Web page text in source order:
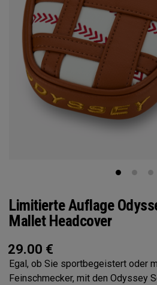
Limitierte Auflage
Mallet Headcover
29.00 €
Egal, ob Sie sportbegeistert oder
Feinschmecker, mit den Odyssey